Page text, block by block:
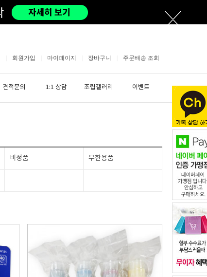
회원가입 마이페이지 장바구니 주문배송 조회
견적문의 1:1 상담 조립갤러리 이벤트
비정품 무한용품